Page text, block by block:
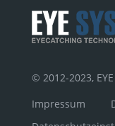
© 2012-2023,
Impressum